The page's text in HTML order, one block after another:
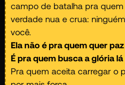
campo de batalha pra
verdade nua e crua:
você.
Ela não é pra quem quer
É pra quem busca a glória
Pra quem aceita carregar o